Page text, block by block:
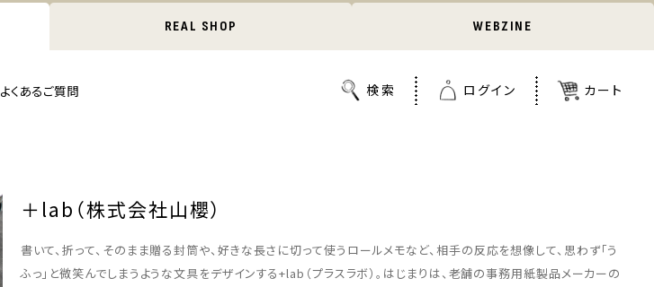
REAL SHOP WEBZINE
よくあるご質問
＋lab（株式会社山櫻）
書いて、折って、そのまま贈る封筒や、好きな長さに切って使うロールメモなど、相手の反応を想像して、思わず「う
ふっ」と微笑んでしまうような文具をデザインする+lab（プラスラボ）。はじまりは、老舗の事務用紙製品メーカーの